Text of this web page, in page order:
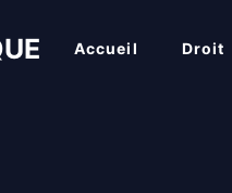
Accueil Droit